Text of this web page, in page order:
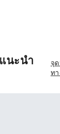
นะนำ
จุ
ทา